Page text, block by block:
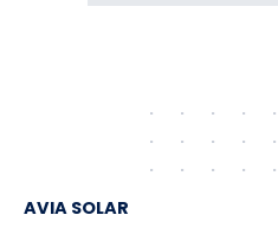
AVIA SOLAR